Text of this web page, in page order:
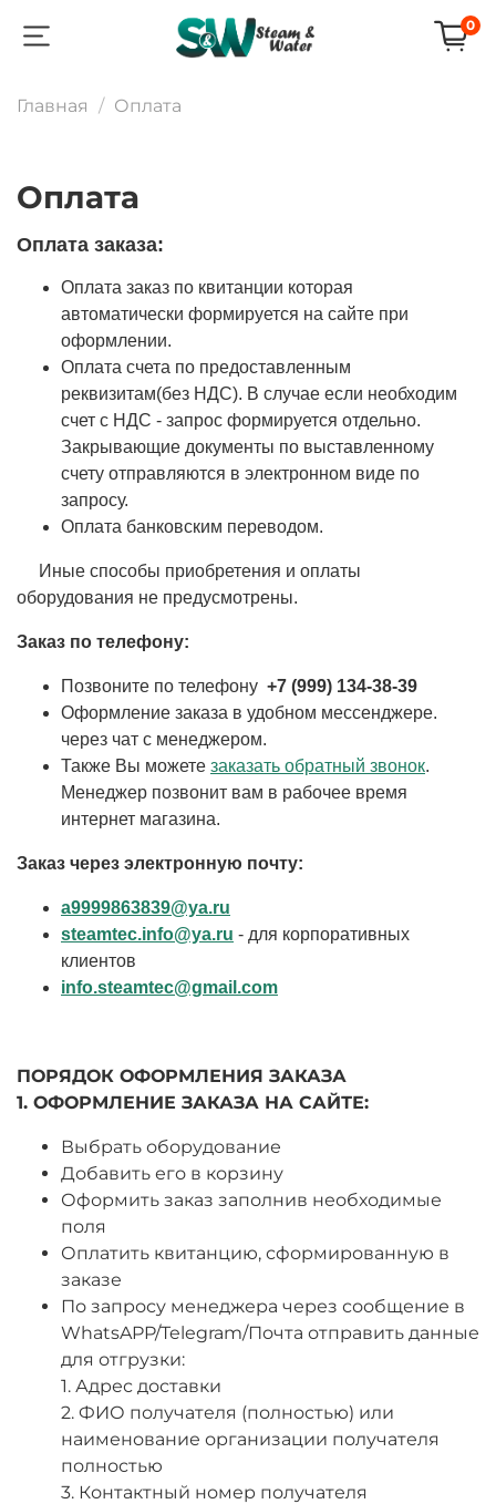
0
Главная Оплата
Оплата
Оплата заказа:
Оплата заказ по квитанции которая
автоматически формируется на сайте при
оформлении.
Оплата счета по предоставленным
реквизитам(без НДС). В случае если необходим
счет с НДС - запрос формируется отдельно.
Закрывающие документы по выставленному
счету отправляются в электронном виде по
запросу.
Оплата банковским переводом.
Иные способы приобретения и оплаты
оборудования не предусмотрены.
Заказ по телефону:
Позвоните по телефону +7 (999) 134-38-39
Оформление заказа в удобном мессенджере.
через чат с менеджером.
Также Вы можете заказать обратный звонок.
Менеджер позвонит вам в рабочее время
интернет магазина.
Заказ через электронную почту:
a9999863839@ya.ru
steamtec.info@ya.ru - для корпоративных
клиентов
info.steamtec@gmail.com
ПОРЯДОК ОФОРМЛЕНИЯ ЗАКАЗА
1. ОФОРМЛЕНИЕ ЗАКАЗА НА САЙТЕ:
Выбрать оборудование
Добавить его в корзину
Оформить заказ заполнив необходимые
поля
Оплатить квитанцию, сформированную в
заказе
По запросу менеджера через сообщение в
WhatsAPP/Telegram/Почта отправить данные
для отгрузки:
1. Адрес доставки
2. ФИО получателя (полностью) или
наименование организации получателя
полностью
3. Контактный номер получателя